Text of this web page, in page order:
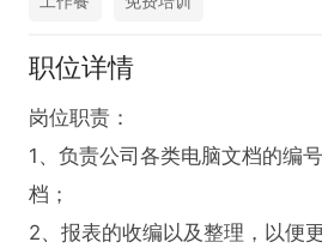
职位详情
岗位职责：
1、负责公司各类电脑文档的编
档；
2、报表的收编以及整理，以便